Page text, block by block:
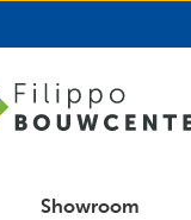
Showroom